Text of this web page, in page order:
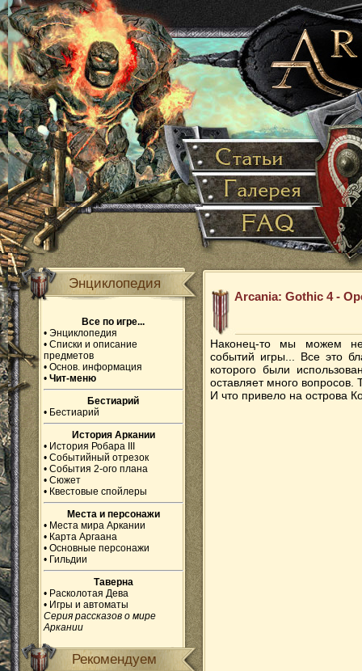
Энциклопедия
Все по игре...
• Энциклопедия
• Списки и описание
предметов
• Основ. информация
• Чит-меню
Бестиарий
• Бестиарий
История Аркании
• История Робара III
• Событийный отрезок
• События 2-ого плана
• Сюжет
• Квестовые спойлеры
Места и персонажи
• Места мира Аркании
• Карта Аргаана
• Основные персонажи
• Гильдии
Таверна
• Расколотая Дева
• Игры и автоматы
Серия рассказов о мире
Аркании
Рекомендуем
Arcania: Gothic 4 -
Наконец-то мы можем
событий игры... Все это
которого были
оставляет много
И что привело на острова